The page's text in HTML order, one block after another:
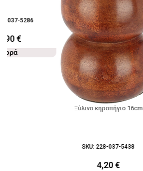
037-5286
€
Ξύλινο κηροπήγιο 16cm
SKU: 228-037-5438
4,20€